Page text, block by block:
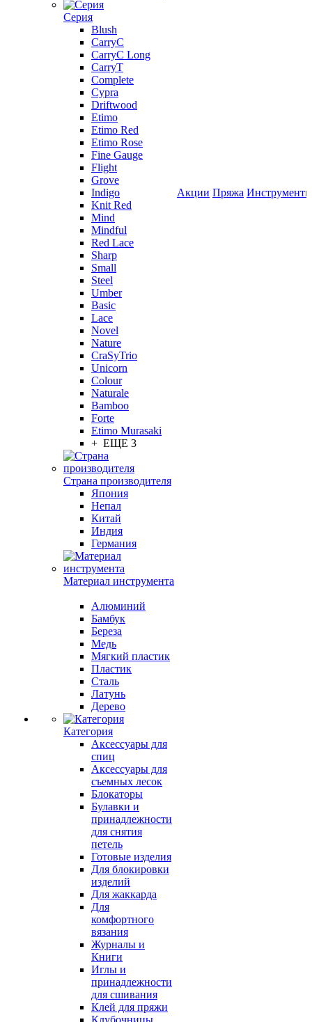
Серия
Blush
CarryC
CarryC Long
CarryT
Complete
Cypra
Driftwood
Etimo
Etimo Red
Etimo Rose
Fine Gauge
Flight
Grove
Indigo
Knit Red
Mind
Mindful
Red Lace
Sharp
Small
Steel
Umber
Basic
Lace
Novel
Nature
CraSyTrio
Unicorn
Colour
Naturale
Bamboo
Forte
Etimo Murasaki
+ ЕЩЕ 3
Страна производителя
Япония
Непал
Китай
Индия
Германия
Материал инструмента
Алюминий
Бамбук
Береза
Медь
Мягкий пластик
Пластик
Сталь
Латунь
Дерево
Категория
Аксессуары для
спиц
Аксессуары для
съемных лесок
Блокаторы
Булавки и
принадлежности
для снятия
петель
Готовые изделия
Для блокировки
изделий
Для жаккарда
Для
комфортного
вязания
Журналы и
Книги
Иглы и
принадлежности
для сшивания
Клей для пряжи
Клубочницы
Акции Пряжа Инструменты